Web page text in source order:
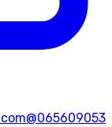
065609053@nshamah.com